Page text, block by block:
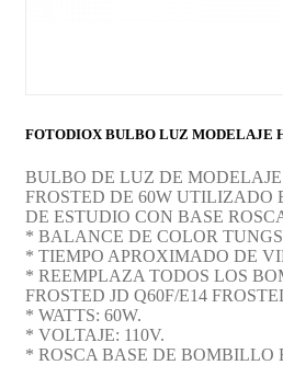
FOTODIOX BULBO LUZ MODELAJE
BULBO DE LUZ DE
FROSTED DE 60W UTILIZADO
DE ESTUDIO CON BASE
* BALANCE DE COLOR
* TIEMPO APROXIMADO DE
* REEMPLAZA TODOS LOS
FROSTED JD Q60F/E14
* WATTS: 60W.
* VOLTAJE: 110V.
* ROSCA BASE DE BOMBILLO